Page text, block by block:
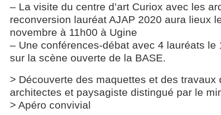
– La visite du centre d’art Curiox avec les
reconversion lauréat AJAP 2020 aura lieux
novembre à 11h00 à Ugine
– Une conférences-débat avec 4 lauréats le
sur la scène ouverte de la BASE.
> Découverte des maquettes et des travaux
architectes et paysagiste distingué par le
> Apéro convivial